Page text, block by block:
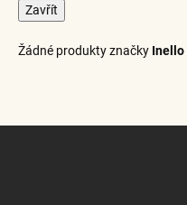
Zavřít
Žádné produkty značky Inello